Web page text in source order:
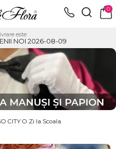
0
este
NOI 2026-08-09
CITY O Zi la Scoala